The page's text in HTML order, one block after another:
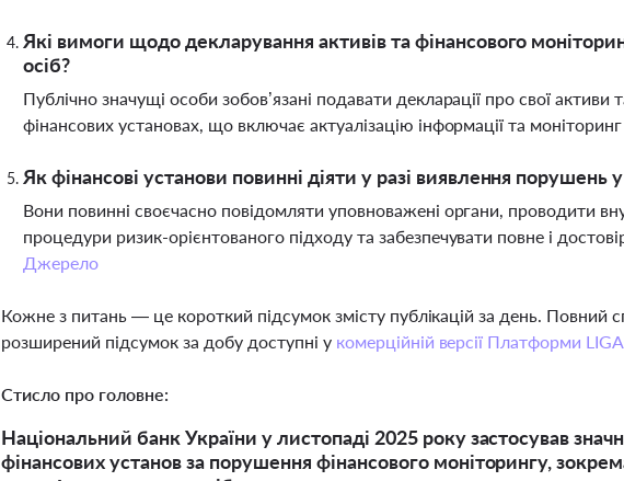
Які вимоги щодо декларування активів та фінансового
осіб?
Публічно значущі особи зобов’язані подавати декларації про свої
фінансових установах, що включає актуалізацію інформації та моніторинг
Як фінансові установи повинні діяти у разі виявлення
Вони повинні своєчасно повідомляти уповноважені органи, проводити
процедури ризик-орієнтованого підходу та забезпечувати повне і
Джерело
Кожне з питань — це короткий підсумок змісту публікацій за день.
розширений підсумок за добу доступні у комерційній версії Платформи
Стисло про головне:
Національний банк України у листопаді 2025 року застосував
фінансових установ за порушення фінансового моніторингу,